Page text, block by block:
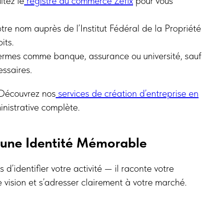
nom auprès de l’Institut Fédéral de la Propriété
comme banque, assurance ou université, sauf
nos services de création d’entreprise en
complète.
Identité Mémorable
d’identifier votre activité — il raconte votre
et s’adresser clairement à votre marché.